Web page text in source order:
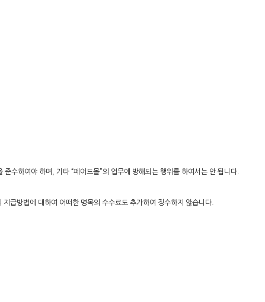
수하여야 하며, 기타 “페어드몰”의 업무에 방해되는 행위를 하여서는 안 됩니다.
급방법에 대하여 어떠한 명목의 수수료도 추가하여 징수하지 않습니다.